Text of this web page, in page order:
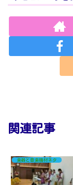
関連記事
楽器と音楽機材ネタ